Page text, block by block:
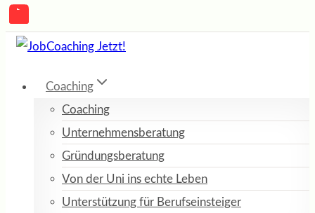
Coaching
Coaching
Unternehmensberatung
Gründungsberatung
Von der Uni ins echte Leben
Unterstützung für Berufseinsteiger